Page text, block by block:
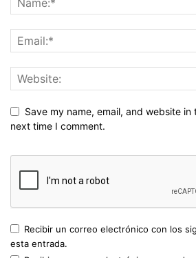
Save my name, email, and website
next time I comment.
Recibir un correo electrónico con los
esta entrada.